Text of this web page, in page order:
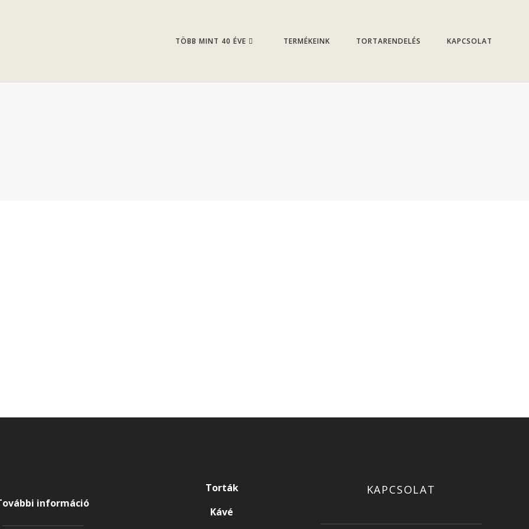
TÖBB MINT 40 ÉVE TERMÉKEINK TORTARENDELÉS KAPCSOLAT
információ
Torták
Kávé
KAPCSOLAT